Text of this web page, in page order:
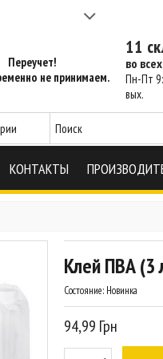
Переучет!
не принимаем.
11
во
Пн-Пт
вых.
КОНТАКТЫ
Клей ПВА (3
Состояние: Новинка
94,99 Грн